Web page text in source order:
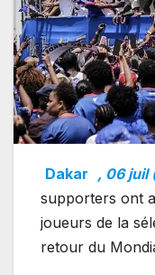
Dakar , 06 juil
supporters ont
joueurs de la
retour du